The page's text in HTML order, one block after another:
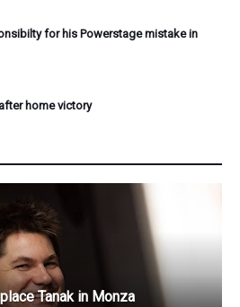
for his Powerstage mistake in
home victory
Tanak in Monza